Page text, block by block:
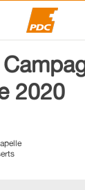
2020